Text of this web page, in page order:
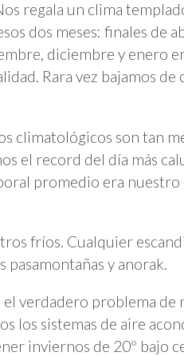
regala un clima
dos meses: finales de
diciembre y enero
Rara vez bajamos de
climatológicos son tan
el record del día más
promedio era nuestro
fríos. Cualquier
pasamontañas y anorak.
el verdadero problema
los sistemas de aire
inviernos de 20º bajo